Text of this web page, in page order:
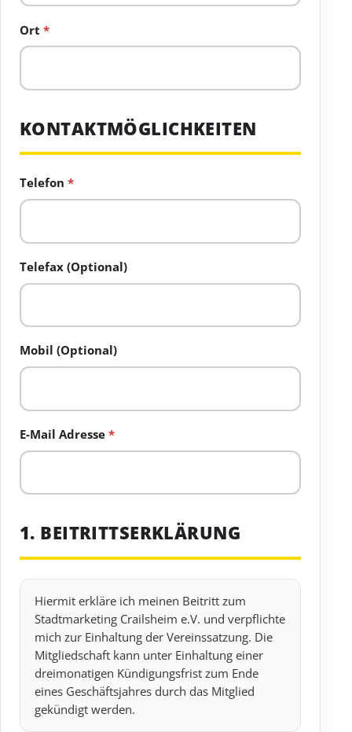
Ort *
KONTAKTMÖGLICHKEITEN
Telefon *
Telefax (Optional)
Mobil (Optional)
E-Mail Adresse *
1. BEITRITTSERKLÄRUNG
Hiermit erkläre ich meinen Beitritt zum
Stadtmarketing Crailsheim e.V. und verpflichte
mich zur Einhaltung der Vereinssatzung. Die
Mitgliedschaft kann unter Einhaltung einer
dreimonatigen Kündigungsfrist zum Ende
eines Geschäftsjahres durch das Mitglied
gekündigt werden.